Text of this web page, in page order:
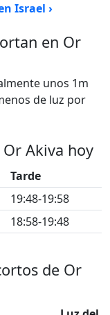
Israel ›
en Or
unos 1m
de luz por
Akiva hoy
Tarde
19:48-19:58
18:58-19:48
de Or